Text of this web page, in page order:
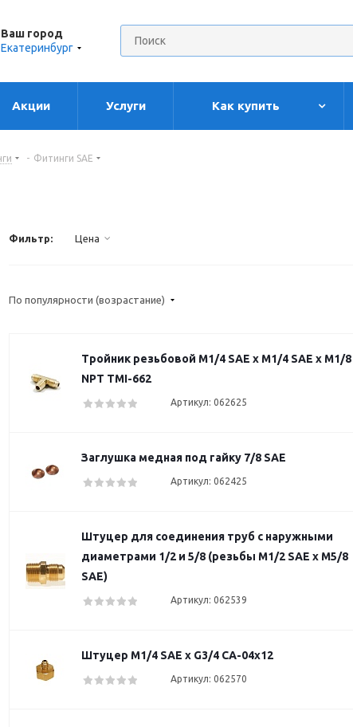
Ваш город
Екатеринбург
Акции Услуги Как купить
- Фитинги SAE
Фильтр: Цена
По популярности (возрастание)
Тройник резьбовой M1/4 SAE х M1/4 SAE х M1/8
NPT TMI-662
Артикул: 062625
Заглушка медная под гайку 7/8 SAE
Артикул: 062425
Штуцер для соединения труб с наружными
диаметрами 1/2 и 5/8 (резьбы M1/2 SAE х M5/8
SAE)
Артикул: 062539
Штуцер M1/4 SAE х G3/4 CA-04x12
Артикул: 062570